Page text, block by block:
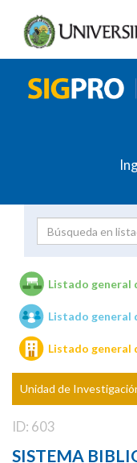
Unidades de
Listado general
Listado general
Listado general
Unidad de
ID: 603
SISTEMA